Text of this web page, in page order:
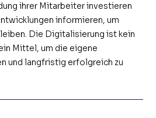
ihrer Mitarbeiter investieren
informieren, um
Die Digitalisierung ist kein
Mittel, um die eigene
und langfristig erfolgreich zu